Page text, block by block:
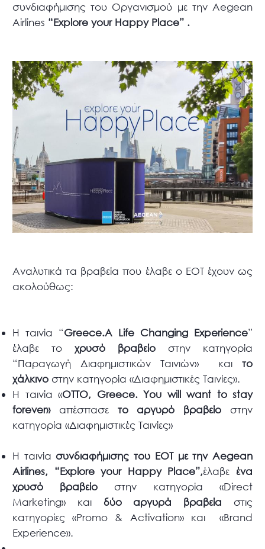
συνδιαφήμισης του Οργανισμού με την Aegean
Airlines “Exploreyour Happy Place” .
Αναλυτικά τα βραβεία που έλαβε ο ΕΟΤ έχουν ως
ακολούθως:
Η ταινία “Greece.A Life Changing Experience”
έλαβε τοχρυσό βραβείο στην κατηγορία
“Παραγωγή Διαφημιστικών Ταινιών» και το
χάλκινο στην κατηγορία «Διαφημιστικές Ταινίες».
Η ταινία «ΟΤΤΟ, Greece.You willwant tostay
forever»απέσπασετο αργυρό βραβείο στην
κατηγορία «Διαφημιστικές Ταινίες»
Η ταινίασυνδιαφήμισης του ΕΟΤ με την Aegean
Airlines, “Exploreyour Happy Place”,έλαβε ένα
χρυσό βραβείο στην κατηγορία «Direct
Marketing» και δύο αργυρά βραβεία στις
κατηγορίες «Promo & Activation» και «Brand
Experience».